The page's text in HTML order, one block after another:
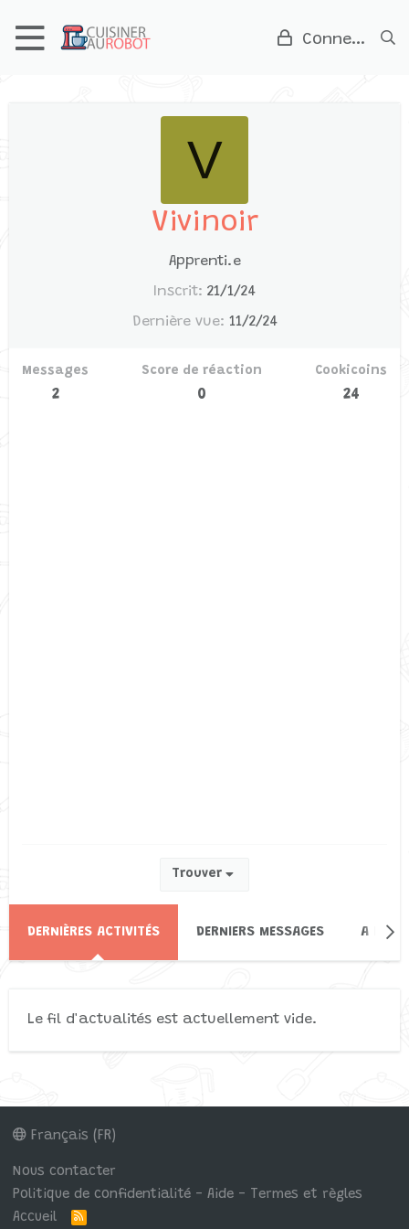
Connexion
V
Vivinoir
Apprenti.e
Inscrit 21/1/24
Dernière vue 11/2/24
Messages
2
Score de réaction
0
Cookicoins
24
Trouver
DERNIÈRES ACTIVITÉS DERNIERS MESSAGES A
Le fil d'actualités est actuellement vide.
Français (FR)
Nous contacter
Politique de confidentialité - Aide - Termes et règles
Accueil
R